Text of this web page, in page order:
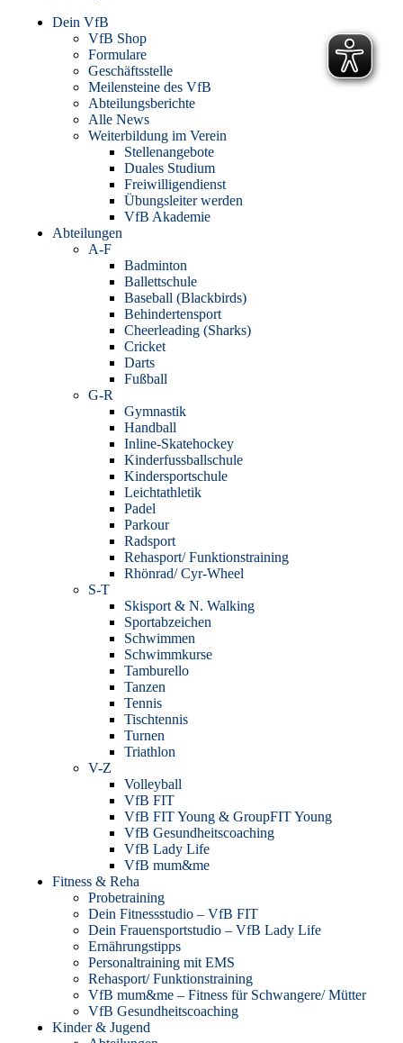
Dein VfB
VfB Shop
Formulare
Geschäftsstelle
Meilensteine des VfB
Abteilungsberichte
Alle News
Weiterbildung im Verein
Stellenangebote
Duales Studium
Freiwilligendienst
Übungsleiter werden
VfB Akademie
Abteilungen
A-F
Badminton
Ballettschule
Baseball (Blackbirds)
Behindertensport
Cheerleading (Sharks)
Cricket
Darts
Fußball
G-R
Gymnastik
Handball
Inline-Skatehockey
Kinderfussballschule
Kindersportschule
Leichtathletik
Padel
Parkour
Radsport
Rehasport/ Funktionstraining
Rhönrad/ Cyr-Wheel
S-T
Skisport & N. Walking
Sportabzeichen
Schwimmen
Schwimmkurse
Tamburello
Tanzen
Tennis
Tischtennis
Turnen
Triathlon
V-Z
Volleyball
VfB FIT
VfB FIT Young & GroupFIT Young
VfB Gesundheitscoaching
VfB Lady Life
VfB mum&me
Fitness & Reha
Probetraining
Dein Fitnessstudio – VfB FIT
Dein Frauensportstudio – VfB Lady Life
Ernährungstipps
Personaltraining mit EMS
Rehasport/ Funktionstraining
VfB mum&me – Fitness für Schwangere/ Mütter
VfB Gesundheitscoaching
Kinder & Jugend